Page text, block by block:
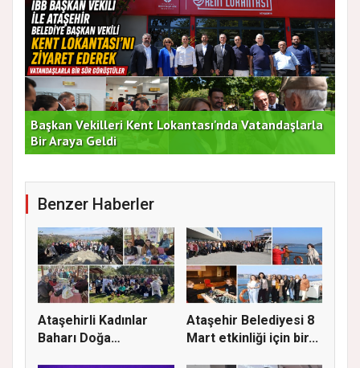
Başkan Vekilleri Kent Lokantası'nda Vatandaşlarla
Bir Araya Geldi
Benzer Haberler
Ataşehirli Kadınlar
Baharı Doğa
Ataşehir Belediyesi 8
Mart etkinliği için bir...